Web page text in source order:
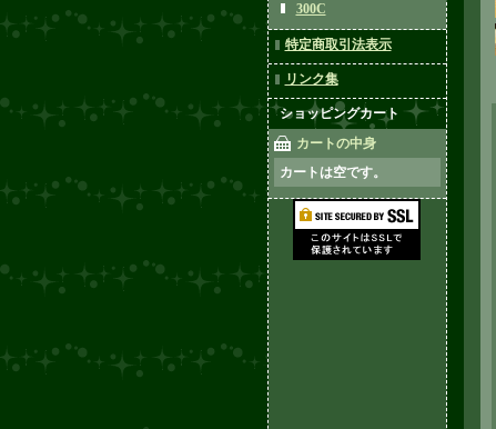
300C
特定商取引法表示
リンク集
ショッピングカート
カートの中身
カートは空です。